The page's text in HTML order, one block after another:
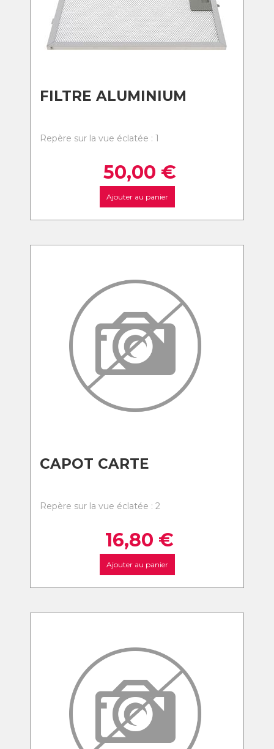
FILTRE ALUMINIUM
Repère sur la vue éclatée : 1
50,00 €
Ajouter au panier
CAPOT CARTE
Repère sur la vue éclatée : 2
16,80 €
Ajouter au panier